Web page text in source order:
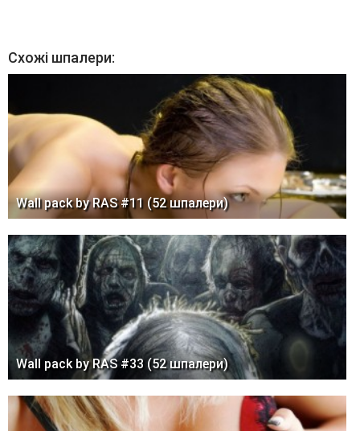
Схожі шпалери:
Wall pack by RAS #11 (52 шпалери)
Wall pack by RAS #33 (52 шпалери)